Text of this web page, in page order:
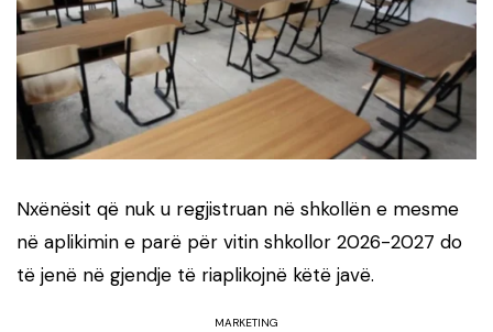
Nxënësit që nuk u regjistruan në shkollën e mesme
në aplikimin e parë për vitin shkollor 2026-2027 do
të jenë në gjendje të riaplikojnë këtë javë.
MARKETING